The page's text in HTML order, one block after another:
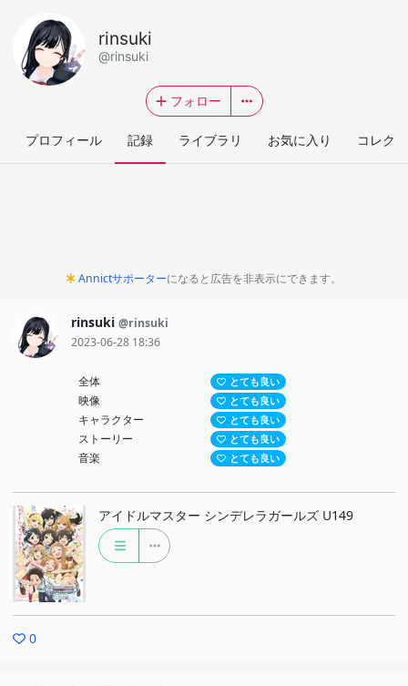
rinsuki
@rinsuki
フォロー
プロフィール 記録 ライブラリ お気に入り コレク
Annictサポーターになると広告を非表示にできます。
rinsuki @rinsuki
2023-06-28 18:36
全体 とても良い
映像 とても良い
キャラクター とても良い
ストーリー とても良い
音楽 とても良い
アイドルマスター シンデレラガールズ U149
0